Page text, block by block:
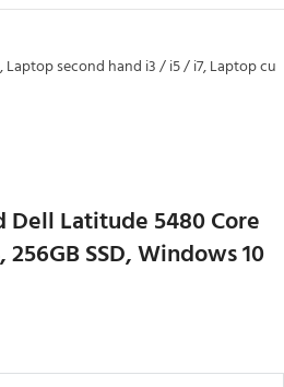
,Laptop second hand i3 / i5 / i7,Laptop cu
Dell Latitude 5480 Core
SSD, Windows 10